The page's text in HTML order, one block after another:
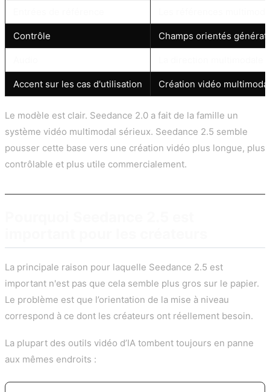
Contrôle Champs orientés
Accent sur les cas d'utilisation Création vidéo
Le modèle est clair. Seedance 2.0 a fait de la famille un
système vidéo multimodal sérieux. Seedance 2.5 semble
pousser cette base vers une création vidéo plus longue, plus
contrôlable et plus utile commercialement.
La principale raison pour laquelle Seedance 2.5 est
important n'est pas que cela semble plus gros sur le papier.
Le problème est que l’orientation de la mise à niveau
correspond à ce dont les créateurs ont réellement besoin.
La plupart des outils vidéo d’IA tombent toujours en panne
aux mêmes endroits :